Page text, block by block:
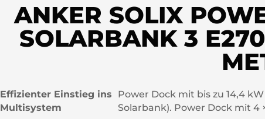
ANKER SOLIX
SOLARBANK 3
Effizienter Einstieg ins
Multisystem
Power Dock mit bis zu 14,4
Solarbank). Power Dock mit 4